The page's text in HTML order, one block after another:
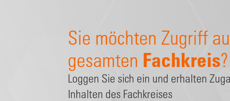
Sie möchten Zugriff
gesamten Fachkreis?
Loggen Sie sich ein und erhalten
Inhalten des Fachkreises